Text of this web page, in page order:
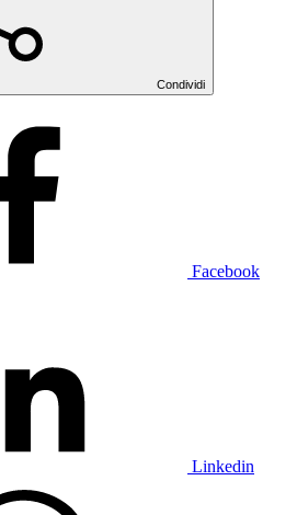
Condividi
Facebook
Linkedin